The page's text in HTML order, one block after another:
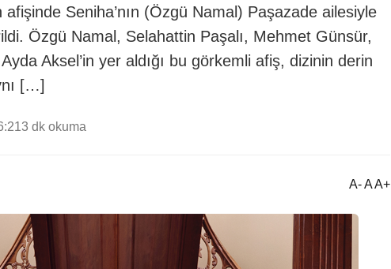
afişinde Seniha’nın (Özgü Namal) Paşazade ailesiyle
Özgü Namal, Selahattin Paşalı, Mehmet Günsür,
Aksel’in yer aldığı bu görkemli afiş, dizinin derin
[…]
3 dk okuma
A- A A+